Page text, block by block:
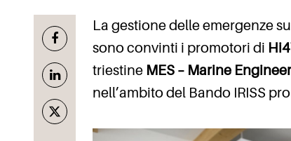
La gestione delle emergenze
sono convinti i promotori di
triestine MES – Marine
nell’ambito del Bando IRISS